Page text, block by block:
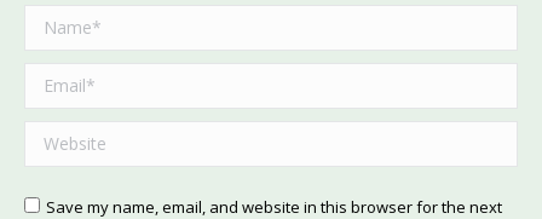
Name *
Email *
Website
Save my name, email, and website in this browser for the next